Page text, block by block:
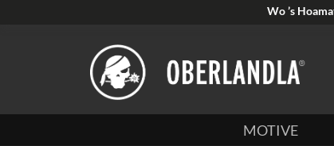
Wo ’s
MOTIVE